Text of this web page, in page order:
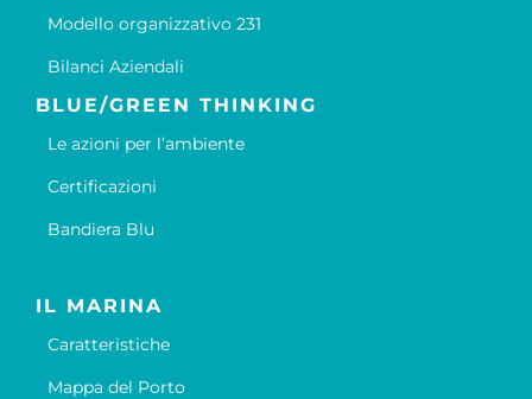
Modello organizzativo 231
Bilanci Aziendali
BLUE/GREEN THINKING
Le azioni per l’ambiente
Certificazioni
Bandiera Blu
IL MARINA
Caratteristiche
Mappa del Porto